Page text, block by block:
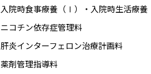
入院時食事療養（Ⅰ）・入院時生活療
ニコチン依存症管理料
肝炎インターフェロン治療計画料
薬剤管理指導料